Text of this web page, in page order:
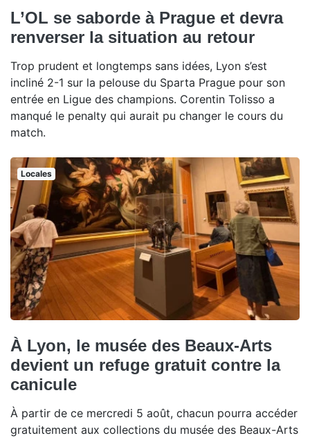
L’OL se saborde à Prague et devra
renverser la situation au retour
Trop prudent et longtemps sans idées, Lyon s’est
incliné 2-1 sur la pelouse du Sparta Prague pour son
entrée en Ligue des champions. Corentin Tolisso a
manqué le penalty qui aurait pu changer le cours du
match.
Locales
À Lyon, le musée des Beaux-Arts
devient un refuge gratuit contre la
canicule
À partir de ce mercredi 5 août, chacun pourra accéder
gratuitement aux collections du musée des Beaux-Arts